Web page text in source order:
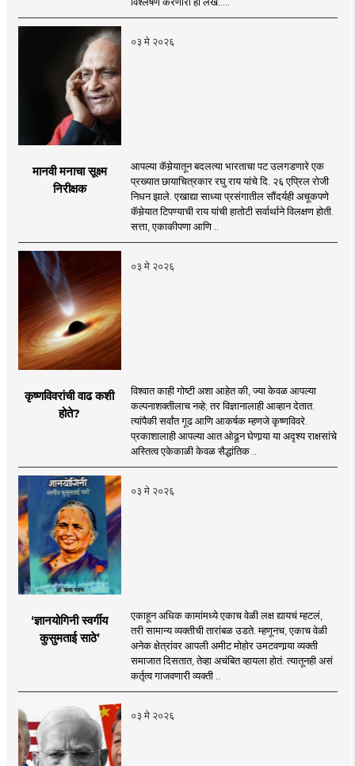
०३ मे २०२६
मानवी मनाचा सूक्ष्म
निरीक्षक
आपल्या कॅमेर्‍यातून बदलत्या भारताचा पट उलगडणारे एक
प्रख्यात छायाचित्रकार रघु राय यांचे दि. २६ एप्रिल रोजी
निधन झाले. एखाद्या साध्या प्रसंगातील सौंदर्यही अचूकपणे
कॅमेर्‍यात टिपण्याची राय यांची हातोटी सर्वार्थाने विलक्षण होती.
सत्ता, एकाकीपणा आणि ..
०३ मे २०२६
कृष्णविवरांची वाढ कशी
होते?
विश्वात काही गोष्टी अशा आहेत की, ज्या केवळ आपल्या
कल्पनाशक्तीलाच नव्हे; तर विज्ञानालाही आव्हान देतात.
त्यांपैकी सर्वांत गूढ आणि आकर्षक म्हणजे कृष्णविवरे.
प्रकाशालाही आपल्या आत ओढून घेणार्‍या या अदृश्य राक्षसांचे
अस्तित्व एकेकाळी केवळ सैद्धांतिक ..
०३ मे २०२६
‘ज्ञानयोगिनी स्वर्गीय
कुसुमताई साठे’
एकाहून अधिक कामांमध्ये एकाच वेळी लक्ष द्यायचं म्हटलं,
तरी सामान्य व्यक्तीची तारांबळ उडते. म्हणूनच, एकाच वेळी
अनेक क्षेत्रांवर आपली अमीट मोहोर उमटवणार्‍या व्यक्ती
समाजात दिसतात, तेव्हा अचंबित व्हायला होतं. त्यातूनही असं
कर्तृत्व गाजवणारी व्यक्ती ..
०३ मे २०२६